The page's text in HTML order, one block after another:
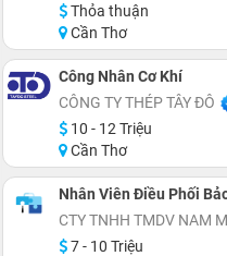
Thỏa thuận
Cần Thơ
Công Nhân Cơ Khí
CÔNG TY THÉP TÂY ĐÔ
10 - 12 Triệu
Cần Thơ
Nhân Viên Điều Phối
CTY TNHH TMDV NAM
7 - 10 Triệu